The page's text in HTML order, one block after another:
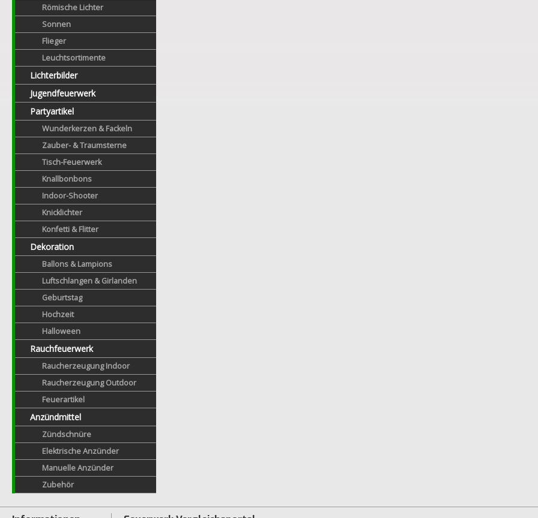
Römische Lichter
Sonnen
Flieger
Leuchtsortimente
Lichterbilder
Jugendfeuerwerk
Partyartikel
Wunderkerzen & Fackeln
Zauber- & Traumsterne
Tisch-Feuerwerk
Knallbonbons
Indoor-Shooter
Knicklichter
Konfetti & Flitter
Dekoration
Ballons & Lampions
Luftschlangen & Girlanden
Geburtstag
Hochzeit
Halloween
Rauchfeuerwerk
Raucherzeugung Indoor
Raucherzeugung Outdoor
Feuerartikel
Anzündmittel
Zündschnüre
Elektrische Anzünder
Manuelle Anzünder
Zubehör